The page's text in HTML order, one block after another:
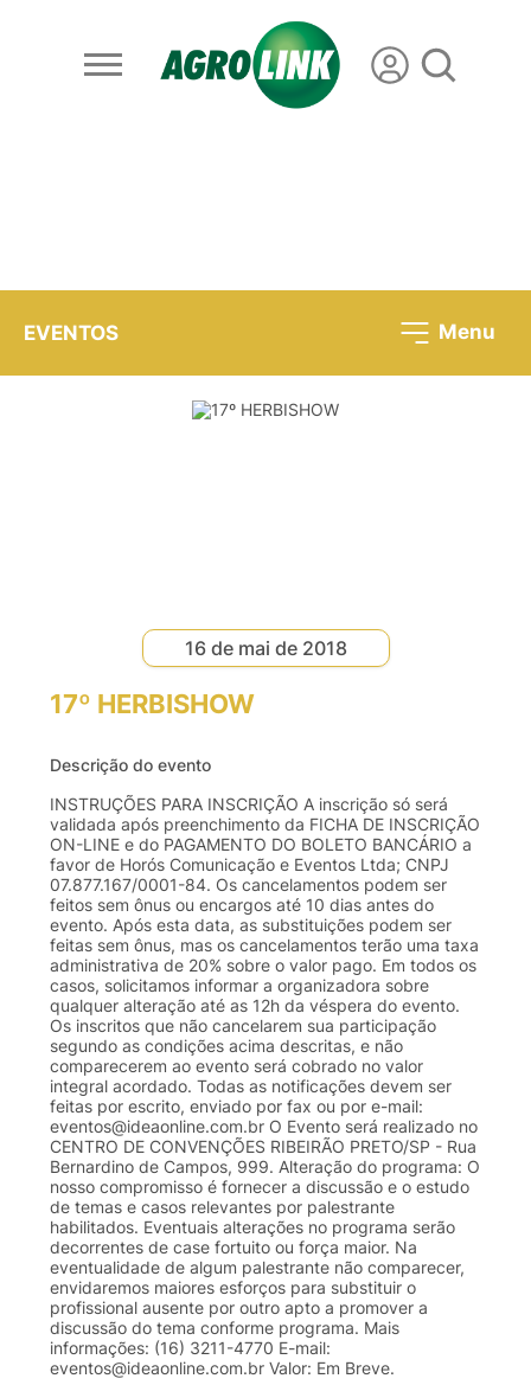
EVENTOS Menu
16 de mai de 2018
17º HERBISHOW
Descrição do evento
INSTRUÇÕES PARA INSCRIÇÃO A inscrição só será
validada após preenchimento da FICHA DE INSCRIÇÃO
ON-LINE e do PAGAMENTO DO BOLETO BANCÁRIO a
favor de Horós Comunicação e Eventos Ltda; CNPJ
07.877.167/0001-84. Os cancelamentos podem ser
feitos sem ônus ou encargos até 10 dias antes do
evento. Após esta data, as substituições podem ser
feitas sem ônus, mas os cancelamentos terão uma taxa
administrativa de 20% sobre o valor pago. Em todos os
casos, solicitamos informar a organizadora sobre
qualquer alteração até as 12h da véspera do evento.
Os inscritos que não cancelarem sua participação
segundo as condições acima descritas, e não
comparecerem ao evento será cobrado no valor
integral acordado. Todas as notificações devem ser
feitas por escrito, enviado por fax ou por e-mail:
eventos@ideaonline.com.br O Evento será realizado no
CENTRO DE CONVENÇÕES RIBEIRÃO PRETO/SP - Rua
Bernardino de Campos, 999. Alteração do programa: O
nosso compromisso é fornecer a discussão e o estudo
de temas e casos relevantes por palestrante
habilitados. Eventuais alterações no programa serão
decorrentes de case fortuito ou força maior. Na
eventualidade de algum palestrante não comparecer,
envidaremos maiores esforços para substituir o
profissional ausente por outro apto a promover a
discussão do tema conforme programa. Mais
informações: (16) 3211-4770 E-mail:
eventos@ideaonline.com.br Valor: Em Breve.